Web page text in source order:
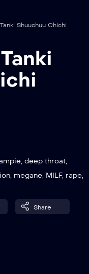
Shuuchuu Chichi
, deep throat,
, megane, MILF, rape,
Share